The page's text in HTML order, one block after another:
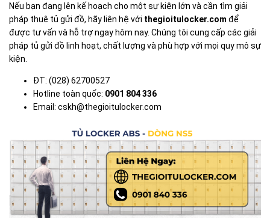
Nếu bạn đang lên kế hoạch cho một sự kiện lớn và cần tìm giải
pháp thuê tủ gửi đồ, hãy liên hệ với thegioitulocker.com để
được tư vấn và hỗ trợ ngay hôm nay. Chúng tôi cung cấp các giải
pháp tủ gửi đồ linh hoạt, chất lượng và phù hợp với mọi quy mô sự
kiện.
ĐT: (028) 62700527
Hotline toàn quốc: 0901 804 336
Email: cskh@thegioitulocker.com